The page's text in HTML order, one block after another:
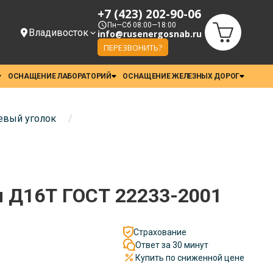
Владивосток
+7 (423) 202-90-06
Пн—Сб 08:00—18:00
info@rusenergosnab.ru
ПЕРЕЗВОНИТЬ?
ОСНАЩЕНИЕ ЛАБОРАТОРИЙ ОСНАЩЕНИЕ ЖЕЛЕЗНЫХ ДОРОГ
уголок /
ГОСТ 22233-2001
Страхование
Ответ за 30 минут
Купить по сниженной цене